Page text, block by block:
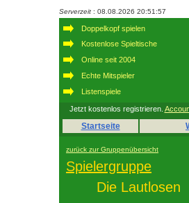
Serverzeit : 08.08.2026 20:51:57
Doppelkopf spielen
Kostenlose Spieltische
Online seit 2004
Echte Mitspieler
Listenspiele
Jetzt kostenlos registrieren.
Startseite
zurück zur Gruppenübersicht
Spielergruppe
Die Lautlosen